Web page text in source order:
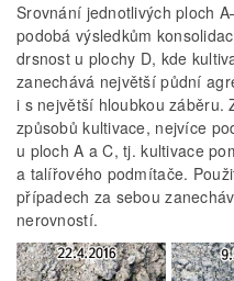
Srovnání jednotlivých ploch
podobá výsledkům
drsnost u plochy D, kde
zanechává největší půdní
i s největší hloubkou záběru.
způsobů kultivace, nejvíce
u ploch A a C, tj. kultivace
a talířového podmítače.
případech za sebou
nerovností.